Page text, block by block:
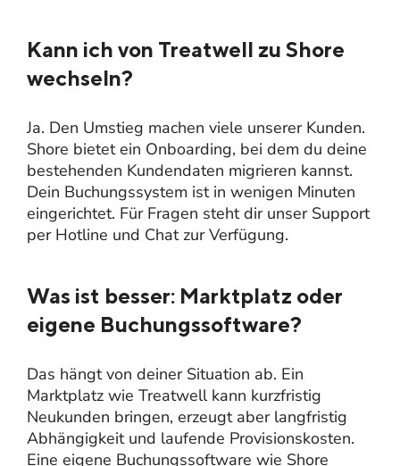
Kann ich von Treatwell zu Shore
wechseln?
Ja. Den Umstieg machen viele unserer Kunden.
Shore bietet ein Onboarding, bei dem du deine
bestehenden Kundendaten migrieren kannst.
Dein Buchungssystem ist in wenigen Minuten
eingerichtet. Für Fragen steht dir unser Support
per Hotline und Chat zur Verfügung.
Was ist besser: Marktplatz oder
eigene Buchungssoftware?
Das hängt von deiner Situation ab. Ein
Marktplatz wie Treatwell kann kurzfristig
Neukunden bringen, erzeugt aber langfristig
Abhängigkeit und laufende Provisionskosten.
Eine eigene Buchungssoftware wie Shore